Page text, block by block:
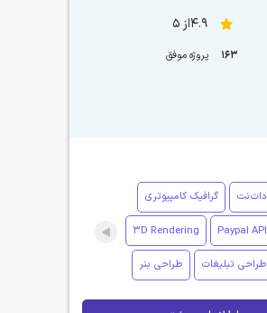
4.9از 5
163 پروژه موفق
دات‌نت گرافیک کامپیوتری
Paypal API
3D Rendering
طراحی تبلیغات طراحی بنر